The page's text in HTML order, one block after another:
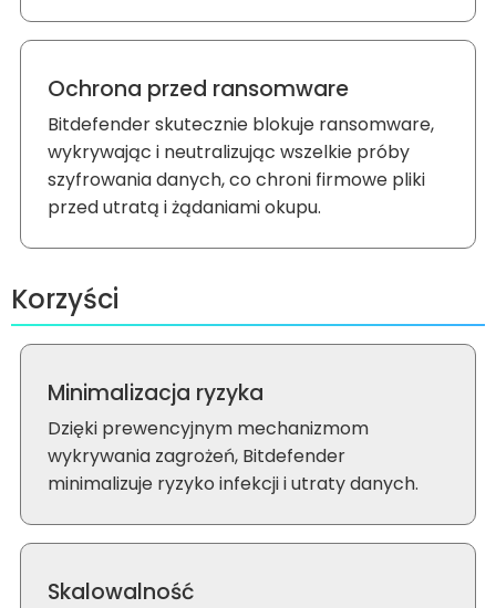
Ochrona przed ransomware
Bitdefender skutecznie blokuje ransomware,
wykrywając i neutralizując wszelkie próby
szyfrowania danych, co chroni firmowe pliki
przed utratą i żądaniami okupu.
Korzyści
Minimalizacja ryzyka
Dzięki prewencyjnym mechanizmom
wykrywania zagrożeń, Bitdefender
minimalizuje ryzyko infekcji i utraty danych.
Skalowalność